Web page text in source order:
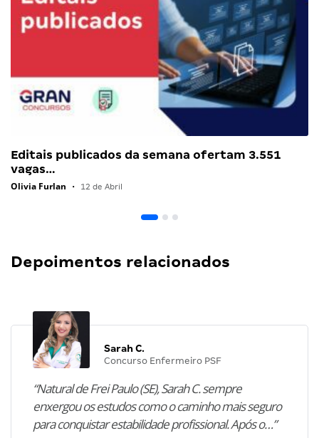
Editais publicados da semana ofertam 3.551
vagas…
Olivia Furlan • 12 de Abril
Depoimentos relacionados
Sarah C.
Concurso Enfermeiro PSF
“Natural de Frei Paulo (SE), Sarah C. sempre
enxergou os estudos como o caminho mais seguro
para conquistar estabilidade profissional. Após o…”